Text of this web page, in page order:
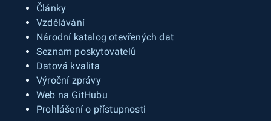
Články
Vzdělávání
Národní katalog otevřených dat
Seznam poskytovatelů
Datová kvalita
Výroční zprávy
Web na GitHubu
Prohlášení o přístupnosti